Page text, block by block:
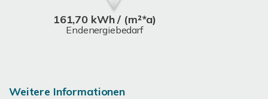
161,70 kWh / (m²*a)
Endenergiebedarf
Weitere Informationen